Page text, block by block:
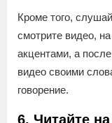
Кроме того,
смотрите видео,
акцентами, а
видео своими
говорение.
6. Читайте